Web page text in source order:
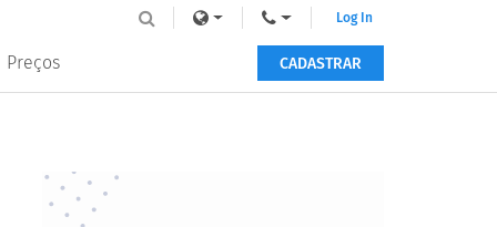
Preços
Log In
CADASTRAR
Primary